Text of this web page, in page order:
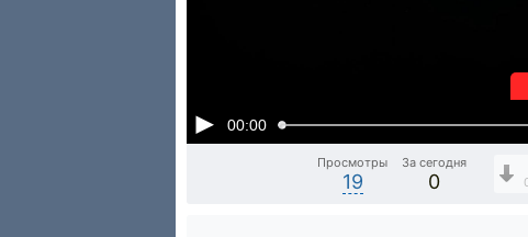
00:00
Просмотры
19
За сегодня
0